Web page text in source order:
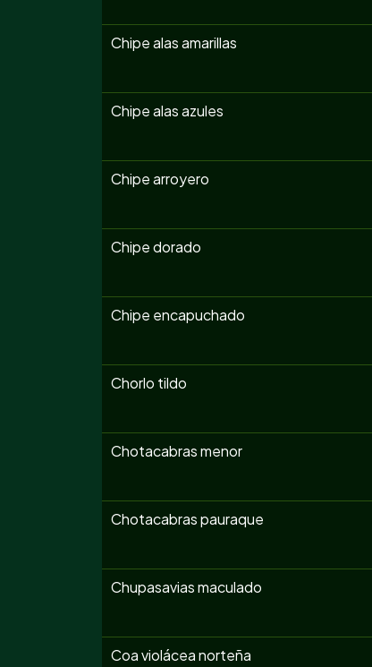
Chipe alas amarillas
Chipe alas azules
Chipe arroyero
Chipe dorado
Chipe encapuchado
Chorlo tildo
Chotacabras menor
Chotacabras pauraque
Chupasavias maculado
Coa violácea norteña